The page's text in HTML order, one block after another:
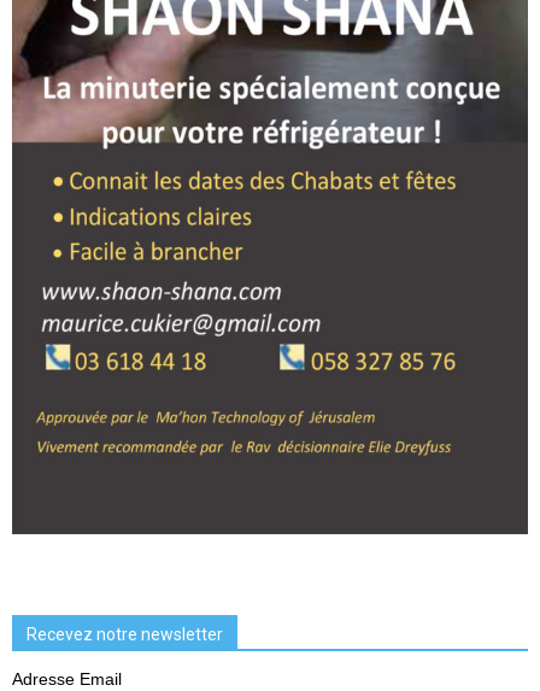
Recevez notre newsletter
Adresse Email